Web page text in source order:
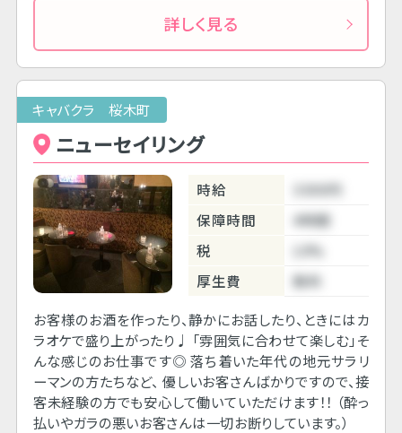
詳しく見る
キャバクラ 桜木町
ニューセイリング
時給
3300円
保障時間
4時間
税
10%
厚生費
無料
お客様のお酒を作ったり、静かにお話したり、ときにはカ
ラオケで盛り上がったり♩ 「雰囲気に合わせて楽しむ」そ
んな感じのお仕事です◎ 落ち着いた年代の地元サラリ
ーマンの方たちなど、 優しいお客さんばかりですので、接
客未経験の方でも安心して働いていただけます！！ （酔っ
払いやガラの悪いお客さんは一切お断りしています。）